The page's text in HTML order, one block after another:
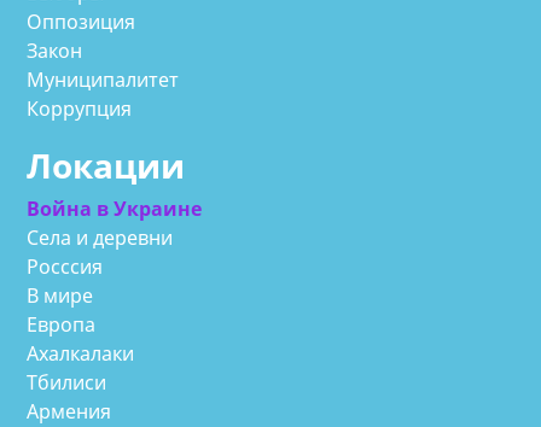
Оппозиция
Закон
Муниципалитет
Коррупция
Локации
Война в Украине
Села и деревни
Росссия
В мире
Европа
Ахалкалаки
Тбилиси
Армения